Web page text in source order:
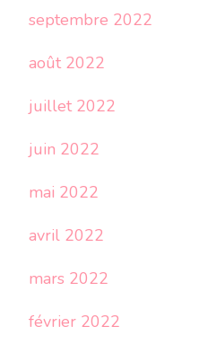
septembre 2022
août 2022
juillet 2022
juin 2022
mai 2022
avril 2022
mars 2022
février 2022